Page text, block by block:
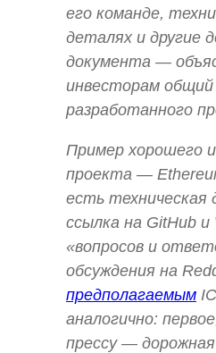
его команде,
деталях и другие
документа —
инвесторам общий
разработанного
Пример хорошего
проекта —
есть техническая
ссылка на GitHub и
«вопросов и
обсуждения на
предполагаемым
аналогично:
прессу —